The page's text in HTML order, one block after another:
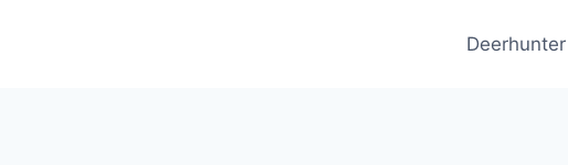
Deerhunter